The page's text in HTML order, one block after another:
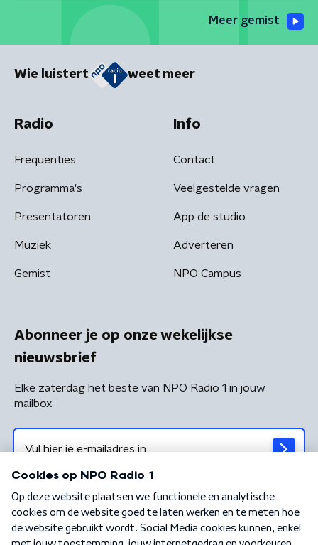
Meer gemist
Wie luistert weet meer
Radio
Frequenties
Programma's
Presentatoren
Muziek
Gemist
Info
Contact
Veelgestelde vragen
App de studio
Adverteren
NPO Campus
Abonneer je op onze wekelijkse
nieuwsbrief
Elke zaterdag het beste van NPO Radio 1 in jouw
mailbox
Algemene voorwaarden